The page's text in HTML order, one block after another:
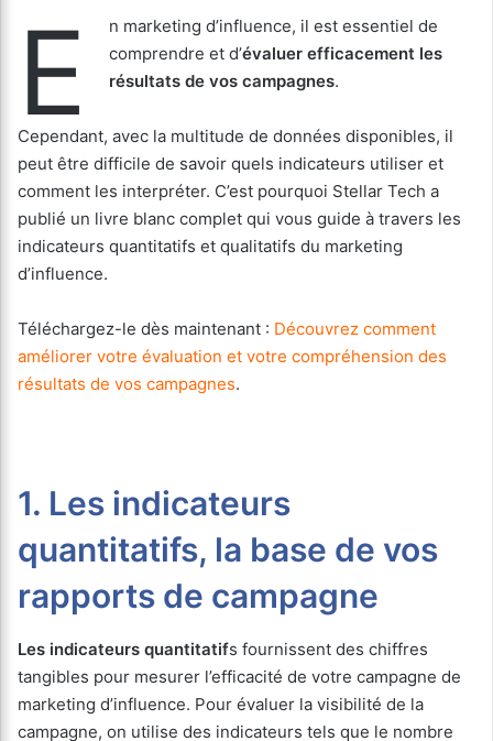
E
n marketing d’influence, il est essentiel de
comprendre et d’évaluer efficacement les
résultats de vos campagnes.
Cependant, avec la multitude de données disponibles, il
peut être difficile de savoir quels indicateurs utiliser et
comment les interpréter. C’est pourquoi Stellar Tech a
publié un livre blanc complet qui vous guide à travers les
indicateurs quantitatifs et qualitatifs du marketing
d’influence.
Téléchargez-le dès maintenant : Découvrez comment
améliorer votre évaluation et votre compréhension des
résultats de vos campagnes.
1. Les indicateurs
quantitatifs, la base de vos
rapports de campagne
Les indicateurs quantitatifs fournissent des chiffres
tangibles pour mesurer l’efficacité de votre campagne de
marketing d’influence. Pour évaluer la visibilité de la
campagne, on utilise des indicateurs tels que le nombre